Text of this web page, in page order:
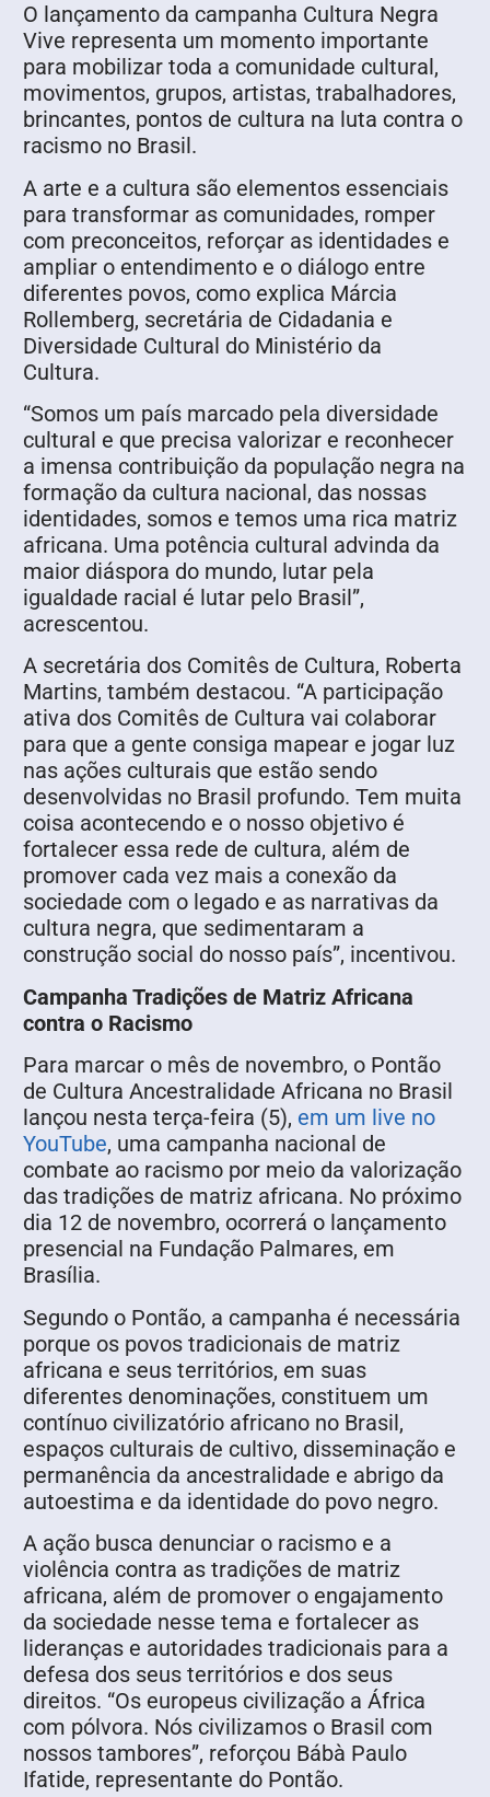
O lançamento da campanha Cultura Negra
Vive representa um momento importante
para mobilizar toda a comunidade cultural,
movimentos, grupos, artistas, trabalhadores,
brincantes, pontos de cultura na luta contra o
racismo no Brasil.
A arte e a cultura são elementos essenciais
para transformar as comunidades, romper
com preconceitos, reforçar as identidades e
ampliar o entendimento e o diálogo entre
diferentes povos, como explica Márcia
Rollemberg, secretária de Cidadania e
Diversidade Cultural do Ministério da
Cultura.
“Somos um país marcado pela diversidade
cultural e que precisa valorizar e reconhecer
a imensa contribuição da população negra na
formação da cultura nacional, das nossas
identidades, somos e temos uma rica matriz
africana. Uma potência cultural advinda da
maior diáspora do mundo, lutar pela
igualdade racial é lutar pelo Brasil”,
acrescentou.
A secretária dos Comitês de Cultura, Roberta
Martins, também destacou. “A participação
ativa dos Comitês de Cultura vai colaborar
para que a gente consiga mapear e jogar luz
nas ações culturais que estão sendo
desenvolvidas no Brasil profundo. Tem muita
coisa acontecendo e o nosso objetivo é
fortalecer essa rede de cultura, além de
promover cada vez mais a conexão da
sociedade com o legado e as narrativas da
cultura negra, que sedimentaram a
construção social do nosso país”, incentivou.
Campanha Tradições de Matriz Africana
contra o Racismo
Para marcar o mês de novembro, o Pontão
de Cultura Ancestralidade Africana no Brasil
lançou nesta terça-feira (5), em um live no
YouTube, uma campanha nacional de
combate ao racismo por meio da valorização
das tradições de matriz africana. No próximo
dia 12 de novembro, ocorrerá o lançamento
presencial na Fundação Palmares, em
Brasília.
Segundo o Pontão, a campanha é necessária
porque os povos tradicionais de matriz
africana e seus territórios, em suas
diferentes denominações, constituem um
contínuo civilizatório africano no Brasil,
espaços culturais de cultivo, disseminação e
permanência da ancestralidade e abrigo da
autoestima e da identidade do povo negro.
A ação busca denunciar o racismo e a
violência contra as tradições de matriz
africana, além de promover o engajamento
da sociedade nesse tema e fortalecer as
lideranças e autoridades tradicionais para a
defesa dos seus territórios e dos seus
direitos. “Os europeus civilização a África
com pólvora. Nós civilizamos o Brasil com
nossos tambores”, reforçou Bábà Paulo
Ifatide, representante do Pontão.